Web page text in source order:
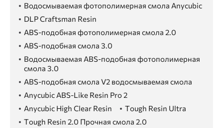
Водосмываемая фотополимерная смола Anycubic
DLP Craftsman Resin
ABS-подобная фотополимерная смола 2.0
ABS-подобная смола 3.0
Водосмываемая ABS-подобная фотополимерная
смола 3.0
ABS-подобная смола V2 водосмываемая смола
Anycubic ABS-Like Resin Pro 2
Anycubic High Clear Resin
Tough Resin Ultra
Tough Resin 2.0 Прочная смола 2.0